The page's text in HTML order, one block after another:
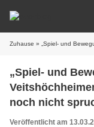
Zuhause » „Spiel- und Bewegungsplatz“ für das
„Spiel- und
noch nicht
Gemeinde nicht
Veröffentlicht am